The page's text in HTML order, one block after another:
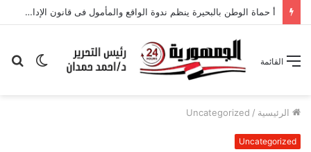
أ حماة الوطن بالبحيرة ينظم ندوة الواقع والمأمول فى قانون الإدارة المحلية
الوضع
القائمة
الرئيسية /
Uncategorized
Uncategorized